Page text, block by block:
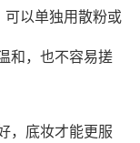
可以单独用散粉或
和，也不容易搓
，底妆才能更服